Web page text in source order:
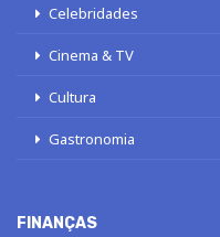
Celebridades
Cinema & TV
Cultura
Gastronomia
FINANÇAS